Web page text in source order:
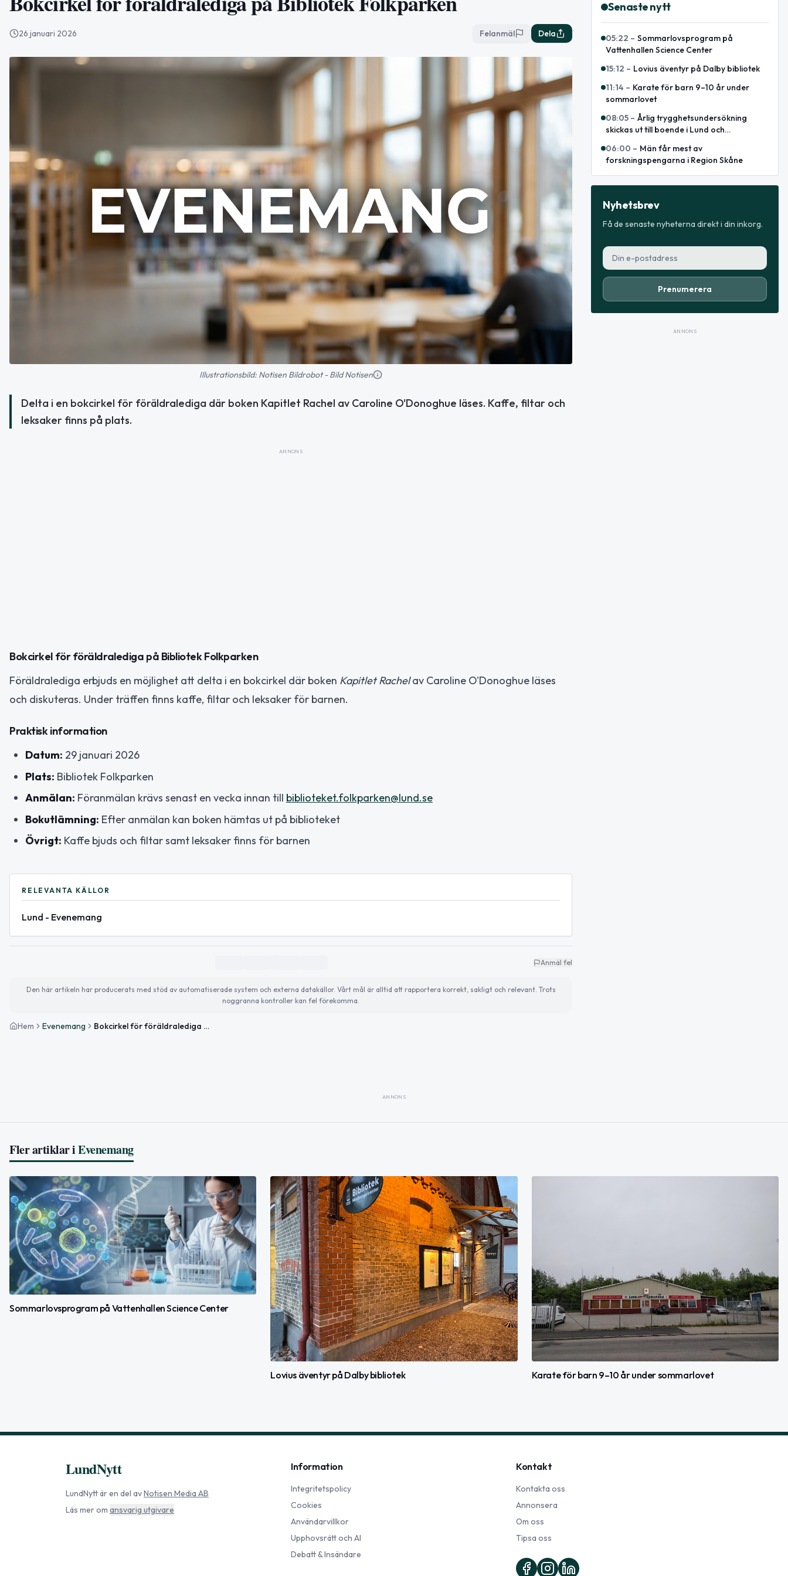
26 januari 2026 Felanmäl Dela
Illustrationsbild: Notisen Bildrobot - Bild Notisen
Delta i en bokcirkel för föräldralediga där boken Kapitlet Rachel av Caroline O'Donoghue läses. Kaffe, filtar och
leksaker finns på plats.
ANNONS
Bokcirkel för föräldralediga på Bibliotek Folkparken
Föräldralediga erbjuds en möjlighet att delta i en bokcirkel där boken Kapitlet Rachelav Caroline O'Donoghue läses
och diskuteras. Under träffen finns kaffe, filtar och leksaker för barnen.
Praktisk information
Datum: 29 januari 2026
Plats: Bibliotek Folkparken
Anmälan: Föranmälan krävs senast en vecka innan till biblioteket.folkparken@lund.se
Bokutlämning: Efter anmälan kan boken hämtas ut på biblioteket
Övrigt: Kaffe bjuds och filtar samt leksaker finns för barnen
RELEVANTA KÄLLOR
Lund - Evenemang
Anmäl fel
Den här artikeln har producerats med stöd av automatiserade system och externa datakällor. Vårt mål är alltid att rapportera korrekt, sakligt och relevant. Trots
noggranna kontroller kan fel förekomma.
Hem Evenemang Bokcirkel för föräldralediga på Bibliotek Folkparken
Senaste nytt
05:22 – Sommarlovsprogram på
Vattenhallen Science Center
15:12 – Lovius äventyr på Dalby bibliotek
11:14 – Karate för barn 9–10 år under
sommarlovet
08:05 – Årlig trygghetsundersökning
skickas ut till boende i Lund och
06:00 – Män får mest av
forskningspengarna i Region Skåne
Nyhetsbrev
Få de senaste nyheterna direkt i din inkorg.
Prenumerera
ANNONS
ANNONS
Fler artiklar iEvenemang
Sommarlovsprogram på Vattenhallen Science Center
Lovius äventyr på Dalby bibliotek Karate för barn 9–10 år under sommarlovet
LundNytt
LundNyttär en del avNotisen Media AB
Läs mer om ansvarig utgivare
Information
Integritetspolicy
Cookies
Användarvillkor
Upphovsrätt och AI
Debatt & Insändare
Kontakt
Kontakta oss
Annonsera
Om oss
Tipsa oss